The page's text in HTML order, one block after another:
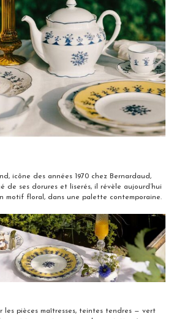
icône des années 1970 chez Bernardaud,
de ses dorures et liserés, il révèle aujourd’hui
motif floral, dans une palette contemporaine.
les pièces maîtresses, teintes tendres — vert